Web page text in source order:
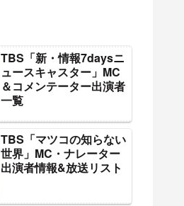
TBS「新・情報7daysニ
ュースキャスター」MC
＆コメンテーター出演者
一覧
TBS「マツコの知らない
世界」MC・ナレーター
出演者情報&放送リスト